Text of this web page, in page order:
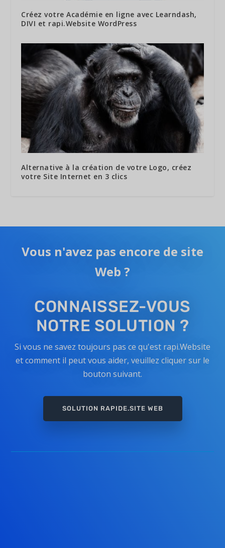
Créez votre Académie en ligne avec Learndash,
DIVI et rapi.Website WordPress
Alternative à la création de votre Logo, créez
votre Site Internet en 3 clics
Vous n'avez pas encore de site
Web ?
CONNAISSEZ-VOUS
NOTRE SOLUTION ?
Si vous ne savez toujours pas ce qu'est rapi.Website
et comment il peut vous aider, veuillez cliquer sur le
bouton suivant.
SOLUTION RAPIDE.SITE WEB